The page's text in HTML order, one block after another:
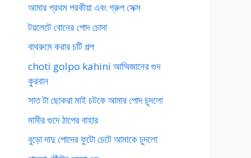
আমার প্রথম পরকীয়া এবং গ্রুপ সেক্স
টয়লেটে বোনের পোদ চোদা
বাথরুমে করার চটি গল্প
choti golpo kahini আম্মিজানের গুদ
কুরবান
সাত টা ছোকরা মাই চটকে আমার পোদ চুদলো
মামীর গুদে ঠাপের বাহার
বুড়ো দাদু পোদের ফুটো চেটে আমাকে চুদলো